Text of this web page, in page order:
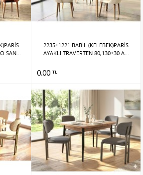
SAN...
2235+1221 BABİL (KELEBEK)PARİS
AYAKLI TRAVERTEN 80,130+30 A...
0.00 TL